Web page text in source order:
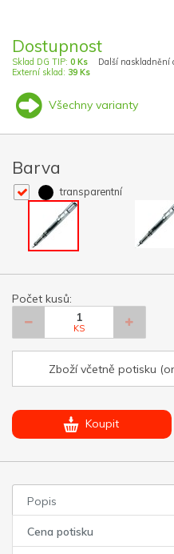
Dostupnost
Sklad DG TIP: 0 Ks
Externí sklad: 39 Ks
Další naskladnění
Všechny varianty
Barva
transparentní
Počet kusů:
KS
Zboží včetně potisku
Koupit
Popis
Cena potisku